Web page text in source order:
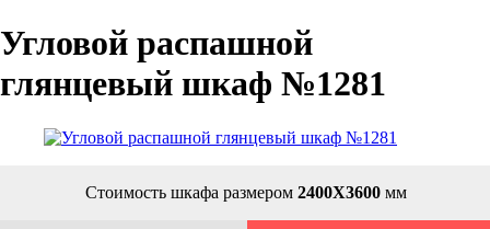
Угловой распашной
глянцевый шкаф №1281
Стоимость шкафа размером 2400Х3600мм